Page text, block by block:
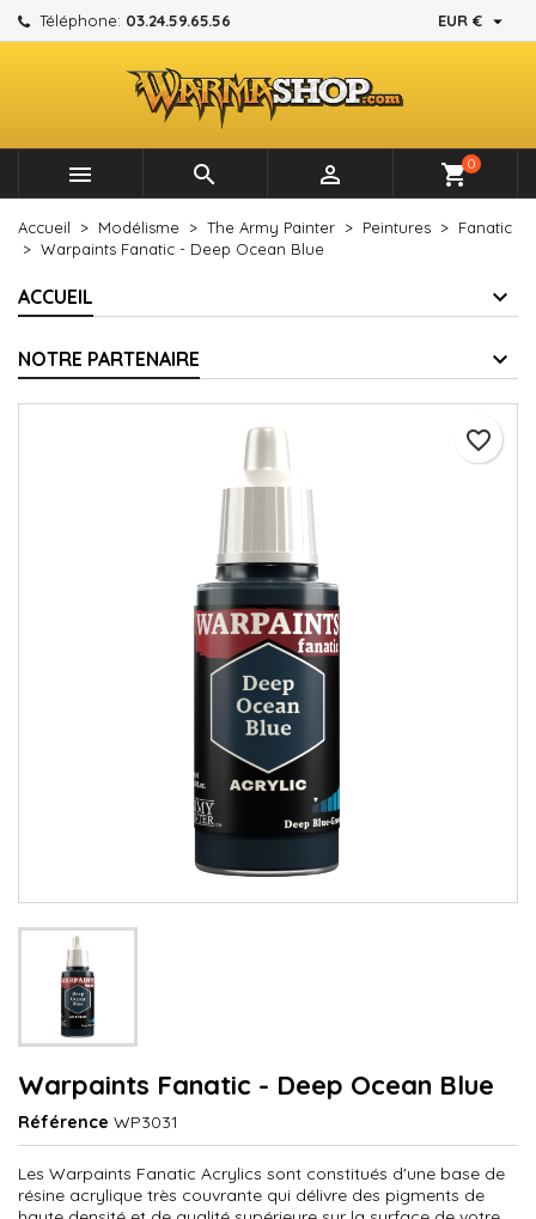
Téléphone: 03.24.59.65.56 EUR € 
   shopping_cart0
Accueil Modélisme The Army Painter Peintures
Fanatic
Warpaints Fanatic - Deep Ocean Blue
ACCUEIL
NOTRE PARTENAIRE
Warpaints Fanatic - Deep Ocean Blue
Référence WP3031
Les Warpaints Fanatic Acrylics sont constitués d'une base de
résine acrylique très couvrante qui délivre des pigments de
favorite_border
Mes listes d'envies ×
Créer une nouvelle liste
Créer une liste d'envies ×
Nom de la liste d'envies
Annuler Créer une liste d'envies
Connexion ×
Vous devez être connecté pour ajouter des produits à
votre liste d'envies.